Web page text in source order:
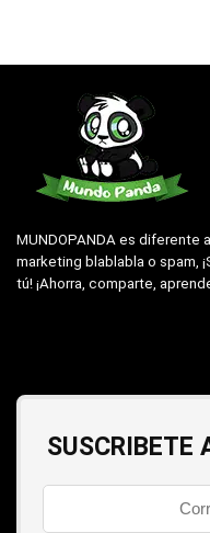
MUNDOPANDA es diferente
marketing blablabla o spam,
tú! ¡Ahorra, comparte,
SUSCRIBETE